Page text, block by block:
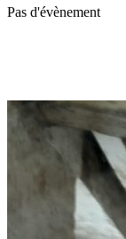
Pas d'évènement